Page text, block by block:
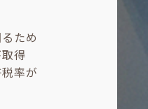
ため
得
率が